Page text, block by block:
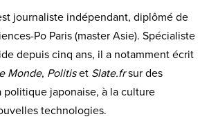
journaliste indépendant, diplômé de
Po Paris (master Asie). Spécialiste
depuis cinq ans, il a notamment écrit
Monde, Politiset Slate.frsur des
politique japonaise, à la culture
technologies.